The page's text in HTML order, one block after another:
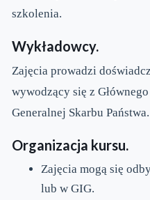
szkolenia.
Wykładowcy.
Zajęcia prowadzi
wywodzący się z
Generalnej Skarbu Państwa.
Organizacja kursu.
Zajęcia mogą się
lub w GIG.